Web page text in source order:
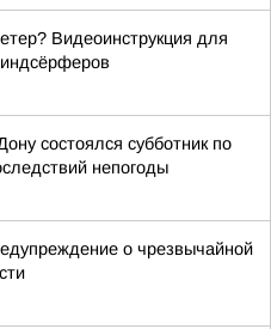
Видеоинструкция для
состоялся субботник по
непогоды
о чрезвычайной